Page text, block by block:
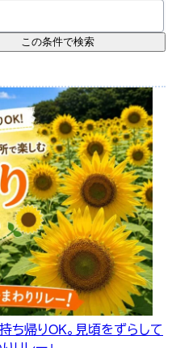
この条件で検索
ち帰りOK。見頃をずらして